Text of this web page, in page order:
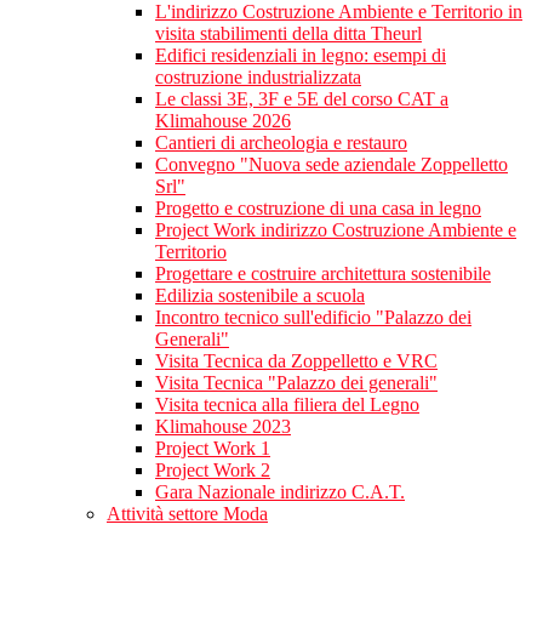
L'indirizzo Costruzione Ambiente e Territorio in
visita stabilimenti della ditta Theurl
Edifici residenziali in legno: esempi di
costruzione industrializzata
Le classi 3E, 3F e 5E del corso CAT a
Klimahouse 2026
Cantieri di archeologia e restauro
Convegno "Nuova sede aziendale Zoppelletto
Srl"
Progetto e costruzione di una casa in legno
Project Work indirizzo Costruzione Ambiente e
Territorio
Progettare e costruire architettura sostenibile
Edilizia sostenibile a scuola
Incontro tecnico sull'edificio "Palazzo dei
Generali"
Visita Tecnica da Zoppelletto e VRC
Visita Tecnica "Palazzo dei generali"
Visita tecnica alla filiera del Legno
Klimahouse 2023
Project Work 1
Project Work 2
Gara Nazionale indirizzo C.A.T.
Attività settore Moda